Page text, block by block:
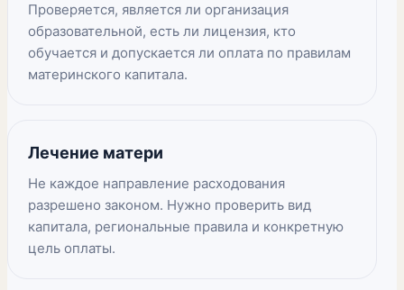
Проверяется, является ли организация
образовательной, есть ли лицензия, кто
обучается и допускается ли оплата по правилам
материнского капитала.
Лечение матери
Не каждое направление расходования
разрешено законом. Нужно проверить вид
капитала, региональные правила и конкретную
цель оплаты.